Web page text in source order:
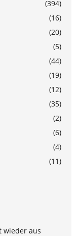
(394)
(16)
(20)
(5)
(44)
(19)
(12)
(35)
(2)
(6)
(4)
(11)
wieder aus